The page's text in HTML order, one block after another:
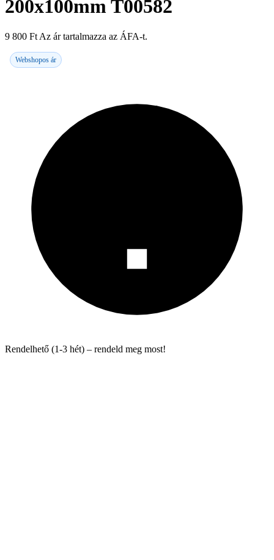
200x100mm T00582
9 800 Ft Az ár tartalmazza az ÁFA-t.
Webshopos ár
Rendelhető (1-3 hét) – rendeld meg most!